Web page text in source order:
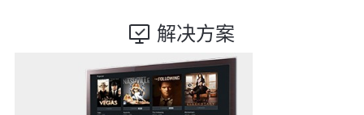
解决方案